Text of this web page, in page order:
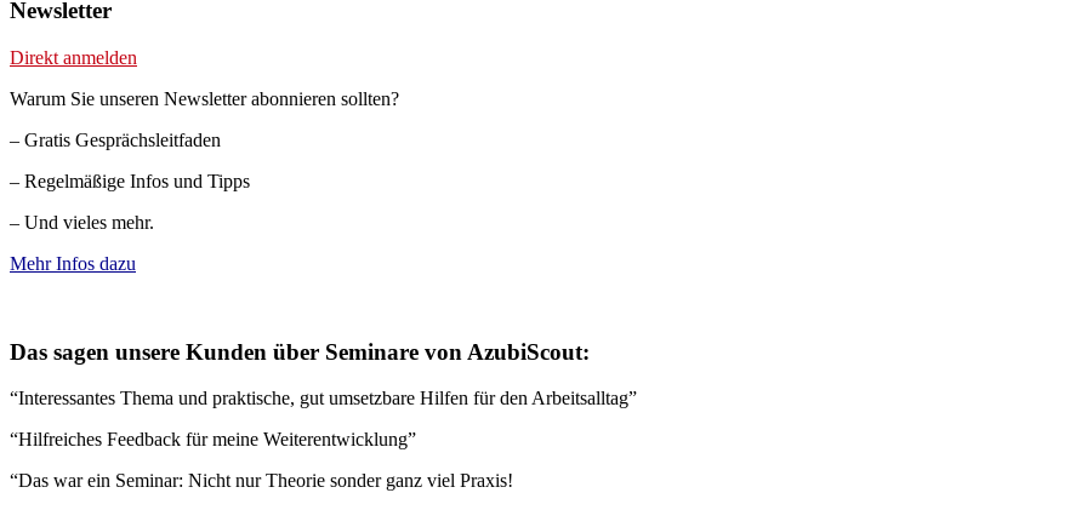
Newsletter
Direkt anmelden
Warum Sie unseren Newsletter abonnieren sollten?
– Gratis Gesprächsleitfaden
– Regelmäßige Infos und Tipps
– Und vieles mehr.
Mehr Infos dazu
Das sagen unsere Kunden über Seminare von AzubiScout:
“Interessantes Thema und praktische, gut umsetzbare Hilfen für den Arbeitsalltag”
“Hilfreiches Feedback für meine Weiterentwicklung”
“Das war ein Seminar: Nicht nur Theorie sonder ganz viel Praxis!